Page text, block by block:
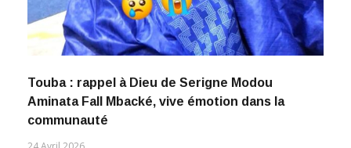
Touba : rappel à Dieu de Serigne Modou
Aminata Fall Mbacké, vive émotion dans la
communauté